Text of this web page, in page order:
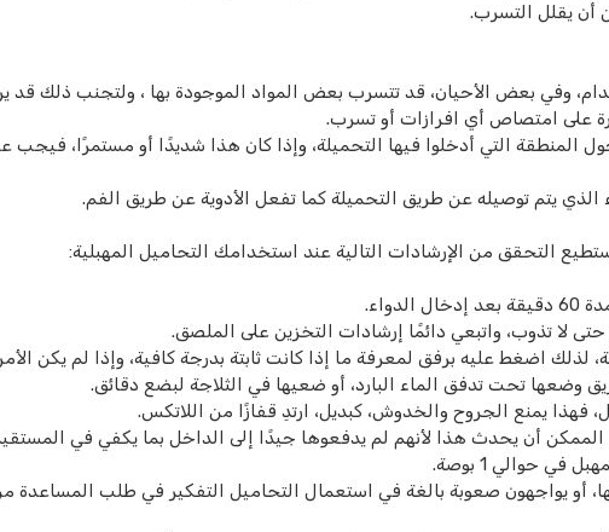
أن يقلل التسرب.
وفي بعض الأحيان، قد تتسرب بعض المواد الموجودة بها ، ولتجنب ذلك قد
على امتصاص أي افرازات أو تسرب.
التي أدخلوا فيها التحميلة، وإذا كان هذا شديدًا أو مستمرًا، فيجب
يتم توصيله عن طريق التحميلة كما تفعل الأدوية عن طريق الفم.
التحقق من الإرشادات التالية عند استخدامك التحاميل المهبلية:
لا تذوب، واتبعي دائمًا إرشادات التخزين على الملصق.
اضغط عليه برفق لمعرفة ما إذا كانت ثابتة بدرجة كافية، وإذا لم يكن الأمر
وضعها تحت تدفق الماء البارد، أو ضعيها في الثلاجة لبضع دقائق.
فهذا يمنع الجروح والخدوش، كبديل، ارتدِ قفازًا من اللاتكس.
أن يحدث هذا لأنهم لم يدفعوها جيدًا إلى الداخل بما يكفي في
حوالي 1 بوصة.
أو يواجهون صعوبة بالغة في استعمال التحاميل التفكير في طلب المساعدة